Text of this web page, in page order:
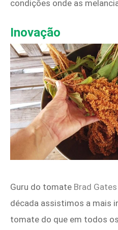
condições onde as
Inovação
Guru do tomate Brad Gates
década assistimos a mais
tomate do que em todos